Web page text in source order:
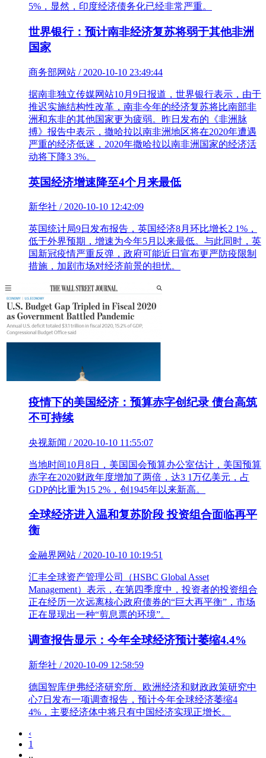
5%，显然，印度经济债务化已经非常严重。
世界银行：预计南非经济复苏将弱于其他非洲
国家
商务部网站 / 2020-10-10 23:49:44
​据南非独立传媒网站10月9日报道，世界银行表示，由于
推迟实施结构性改革，南非今年的经济复苏将比南部非
洲和东非的其他国家更为疲弱。昨日发布的《非洲脉
搏》报告中表示，撒哈拉以南非洲地区将在2020年遭遇
严重的经济低迷，2020年撒哈拉以南非洲国家的经济活
动将下降3 3%。
英国经济增速降至4个月来最低
新华社 / 2020-10-10 12:42:09
英国统计局9日发布报告，英国经济8月环比增长2 1%，
低于外界预期，增速为今年5月以来最低。与此同时，英
国新冠疫情严重反弹，政府可能近日宣布更严防疫限制
措施，加剧市场对经济前景的担忧。
疫情下的美国经济：预算赤字创纪录 债台高筑
不可持续
央视新闻 / 2020-10-10 11:55:07
当地时间10月8日，美国国会预算办公室估计，美国预算
赤字在2020财政年度增加了两倍，达3 1万亿美元，占
GDP的比重为15 2%，创1945年以来新高。
全球经济进入温和复苏阶段 投资组合面临再平
衡
金融界网站 / 2020-10-10 10:19:51
汇丰全球资产管理公司（HSBC Global Asset
Management）表示，在第四季度中，投资者的投资组合
正在经历一次远离核心政府债券的“巨大再平衡”，市场
正在显现出一种“剪息票的环境”。
调查报告显示：今年全球经济预计萎缩4.4%
新华社 / 2020-10-09 12:58:59
德国智库伊弗经济研究所、欧洲经济和财政政策研究中
心7日发布一项调查报告，预计今年全球经济萎缩4
4%，主要经济体中将只有中国经济实现正增长。
‹
1
..